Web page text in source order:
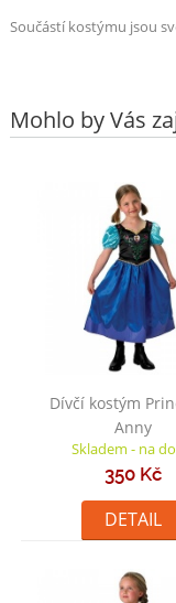
Součástí kostýmu jsou
Mohlo by Vás
Dívčí kostým
Anny
Skladem - na
350 Kč
DETAIL